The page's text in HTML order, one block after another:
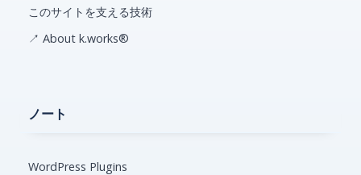
このサイトを支える技術
↗ About k.works®
ノート
WordPress Plugins